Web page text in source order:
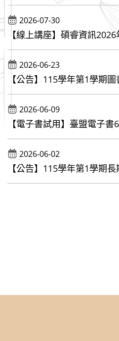
2026-07-30
【線上講座】碩睿資訊
2026-06-23
【公告】115學年第1學期
2026-06-09
【電子書試用】臺盟電子
2026-06-02
【公告】115學年第1學期
【線上講座】碩